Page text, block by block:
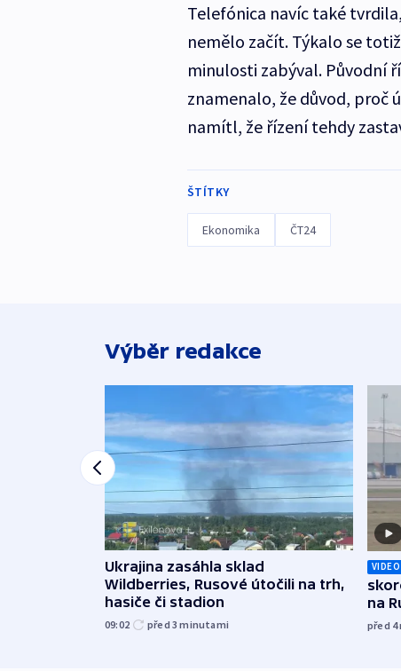
Telefónica navíc také
nemělo začít. Týkalo se
minulosti zabýval. Původní
znamenalo, že důvod, proč
namítl, že řízení tehdy
ŠTÍTKY
Ekonomika ČT24
Výběr redakce
Ukrajina zasáhla sklad
Wildberries, Rusové útočili na trh,
hasiče či stadion
09:02 před 3minutami
VIDEO
na
před 4